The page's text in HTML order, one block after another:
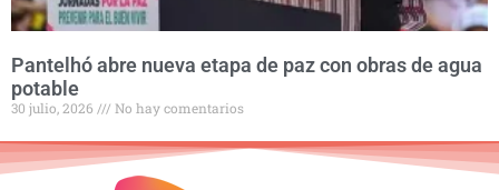
Pantelhó abre nueva etapa de paz con obras de agua
potable
30 julio, 2026 No hay comentarios